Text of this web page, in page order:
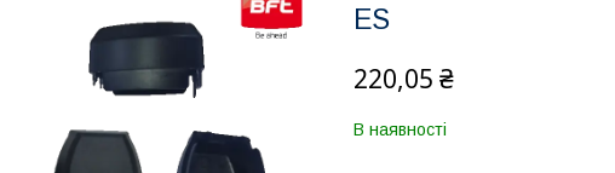
ES
220,05 ₴
В наявності